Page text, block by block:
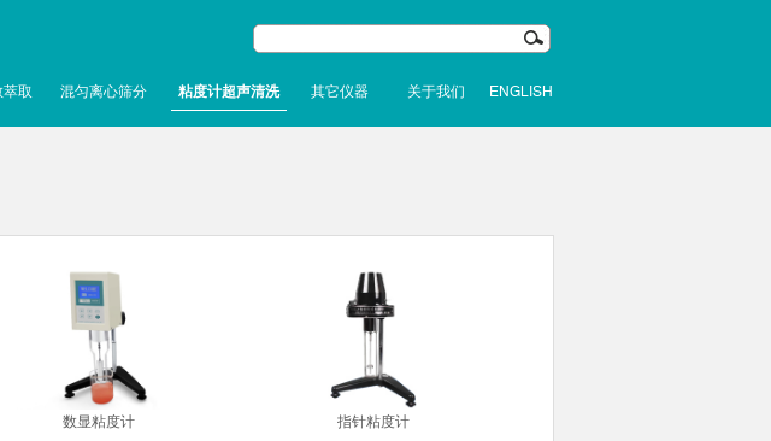
萃取 混匀离心筛分 粘度计超声清洗 其它仪器 关于我们 ENGLISH
数显粘度计 指针粘度计